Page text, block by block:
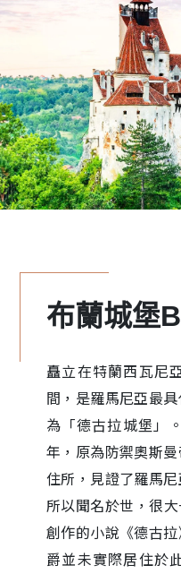
布蘭城堡
矗立在特蘭西瓦尼
間，是羅馬尼亞最
為「德古拉城堡」
年，原為防禦奧斯
住所，見證了羅馬
所以聞名於世，很
創作的小說《德古
爵並未實際居住於